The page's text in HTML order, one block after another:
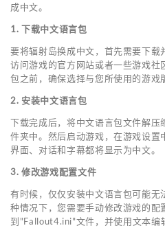
成中文。
1. 下载中文语言包
要将辐射岛换成中文，首先需要下载
访问游戏的官方网站或者一些游戏
包之前，确保选择与您所使用的游戏
2. 安装中文语言包
下载完成后，将中文语言包文件解
件夹中。然后启动游戏，在游戏设置
界面、对话和字幕都将显示为中文。
3. 修改游戏配置文件
有时候，仅仅安装中文语言包可能
种情况下，您需要手动修改游戏的配
到"Fallout4.ini"文件，并使用文本编